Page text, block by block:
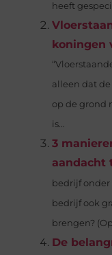
heeft
koningen
alleen dat
op de grond
is...
3
aandacht
bedrijf
bedrijf ook
brengen?
De